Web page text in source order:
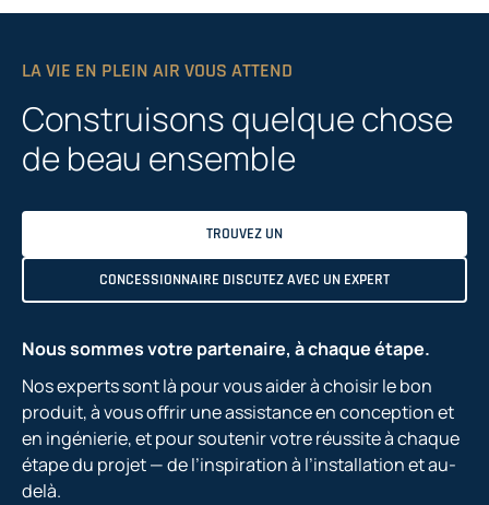
LA VIE EN PLEIN AIR VOUS ATTEND
Construisons quelque chose
de beau ensemble
TROUVEZ UN
CONCESSIONNAIRE DISCUTEZ AVEC UN EXPERT
Nous sommes votre partenaire, à chaque étape.
Nos experts sont là pour vous aider à choisir le bon
produit, à vous offrir une assistance en conception et
en ingénierie, et pour soutenir votre réussite à chaque
étape du projet — de l’inspiration à l’installation et au-
delà.